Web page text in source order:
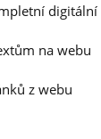
digitální
na webu
z webu